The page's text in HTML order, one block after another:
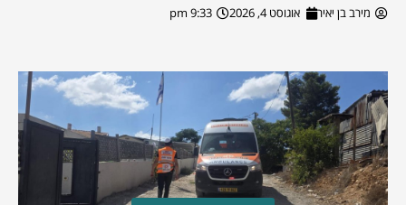
מירב בן יאיר אוגוסט 4, 2026 9:33 pm